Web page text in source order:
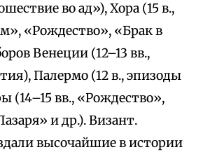
во ад»), Хора (15 в.,
«Рождество», «Брак в
Венеции (12–13 вв.,
Палермо (12 в., эпизоды
(14–15 вв., «Рождество»,
и др.). Визант.
высочайшие в истории